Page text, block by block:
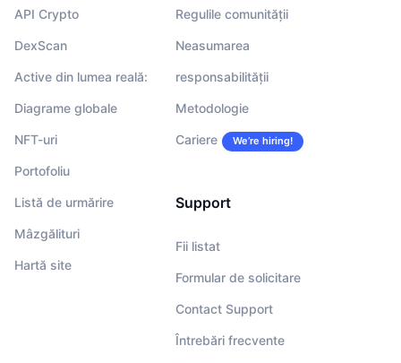
API Crypto
DexScan
Active din lumea reală:
Diagrame globale
NFT-uri
Portofoliu
Listă de urmărire
Mâzgălituri
Hartă site
Regulile comunității
Neasumarea
responsabilității
Metodologie
Cariere We’re hiring!
Support
Fii listat
Formular de solicitare
Contact Support
Întrebări frecvente